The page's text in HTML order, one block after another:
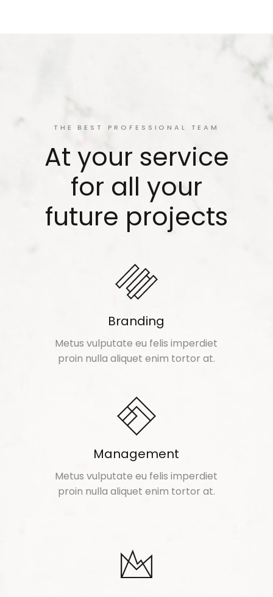
THE BEST PROFESSIONAL TEAM
At your service
for all your
future projects
Branding
Metus vulputate eu felis imperdiet
proin nulla aliquet enim tortor at.
Management
Metus vulputate eu felis imperdiet
proin nulla aliquet enim tortor at.